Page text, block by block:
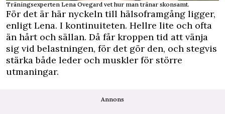
Träningsexperten Lena Ovegard vet hur man tränar skonsamt.
För det är här nyckeln till hälsoframgång ligger,
enligt Lena. I kontinuiteten. Hellre lite och ofta
än hårt och sällan. Då får kroppen tid att vänja
sig vid belastningen, för det gör den, och stegvis
stärka både leder och muskler för större
utmaningar.
Annons